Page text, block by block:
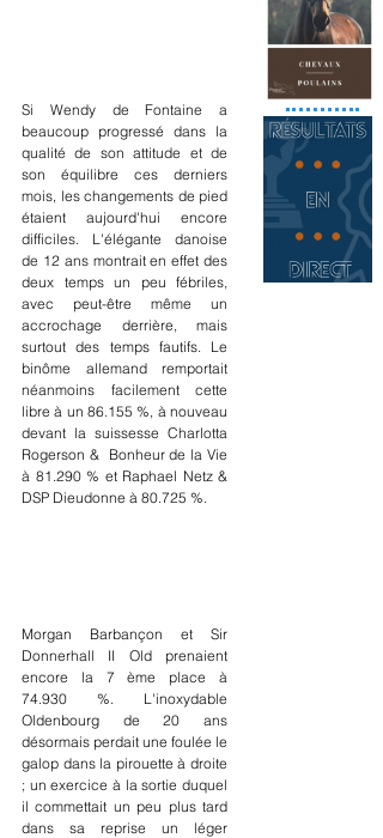
Si Wendy de Fontaine a
beaucoup progressé dans la
qualité de son attitude et de
son équilibre ces derniers
mois, les changements de pied
étaient aujourd'hui encore
difficiles. L'élégante danoise
de 12 ans montrait en effet des
deux temps un peu fébriles,
avec peut-être même un
accrochage derrière, mais
surtout des temps fautifs. Le
binôme allemand remportait
néanmoins facilement cette
libre à un 86.155 %, à nouveau
devant la suissesse Charlotta
Rogerson &  Bonheur de la Vie
à 81.290 % et Raphael Netz &
DSP Dieudonne à 80.725 %.
Morgan Barbançon et Sir
Donnerhall II Old prenaient
encore la 7 ème place à
74.930 %. L'inoxydable
Oldenbourg de 20 ans
désormais perdait une foulée le
galop dans la pirouette à droite
; un exercice à la sortie duquel
il commettait un peu plus tard
dans sa reprise un léger